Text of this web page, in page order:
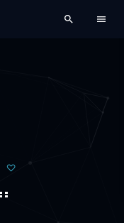
search menu